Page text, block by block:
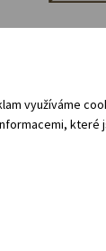
využíváme